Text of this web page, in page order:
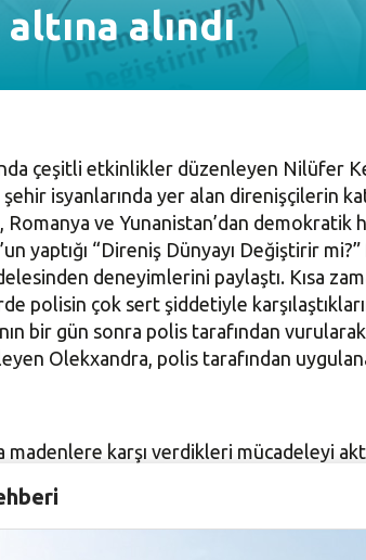
alındı
çeşitli etkinlikler düzenleyen Nilüfer
isyanlarında yer alan direnişçilerin
ve Yunanistan’dan demokratik
yaptığı “Direniş Dünyayı Değiştirir
deneyimlerini paylaştı. Kısa
polisin çok sert şiddetiyle
bir gün sonra polis tarafından
Olekxandra, polis tarafından
madenlere karşı verdikleri mücadeleyi
ile direnişi kazandıklarını belirtti.